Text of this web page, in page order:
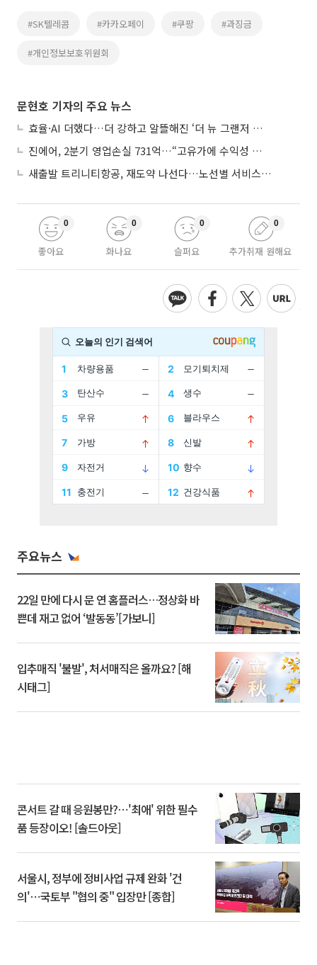
#SK텔레콤 #카카오페이 #쿠팡 #과징금
#개인정보보호위원회
문현호 기자의 주요 뉴스
효율·AI 더했다…더 강하고 알뜰해진 ‘더 뉴 그랜저 하이브리드’
진에어, 2분기 영업손실 731억…“고유가에 수익성 악화”
새출발 트리니티항공, 재도약 나선다…노선별 서비스 차별화
좋아요
0
화나요
0
슬퍼요
0
추가취재 원해요
0
주요뉴스
22일 만에 다시 문 연 홈플러스…정상화 바
쁜데 재고 없어 ‘발동동’[가보니]
입추매직 '불발', 처서매직은 올까요? [해
시태그]
콘서트 갈 때 응원봉만?⋯'최애' 위한 필수
품 등장이오! [솔드아웃]
서울시, 정부에 정비사업 규제 완화 '건
의'⋯국토부 "협의 중" 입장만 [종합]